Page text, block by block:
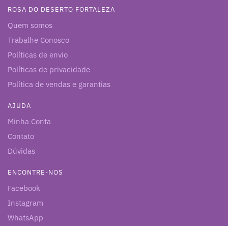
ROSA DO DESERTO FORTALEZA
Quem somos
Trabalhe Conosco
Políticas de envio
Políticas de privacidade
Política de vendas e garantias
AJUDA
Minha Conta
Contato
Dúvidas
ENCONTRE-NOS
Facebook
Instagram
WhatsApp